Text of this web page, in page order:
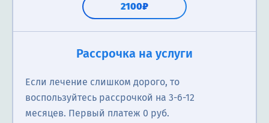
2100₽
терапия, психотерапевтическая помощь, поддержка
специалистов и создание безопасной атмосферы
для восстановления психического здоровья.
Рассрочка на услуги
Если лечение слишком дорого, то
воспользуйтесь рассрочкой на 3-6-12
месяцев. Первый платеж 0 руб.